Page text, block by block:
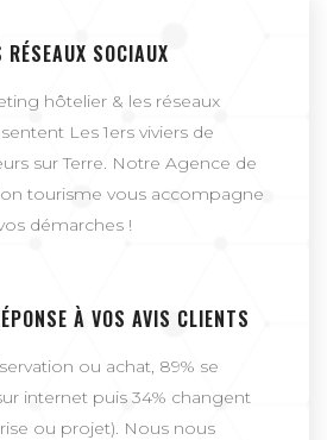
RÉSEAUX SOCIAUX
hôtelier & les réseaux
Les 1ers viviers de
sur Terre. Notre Agence de
tourisme vous accompagne
démarches !
À VOS AVIS CLIENTS
ou achat, 89% se
internet puis 34% changent
ou projet). Nous nous